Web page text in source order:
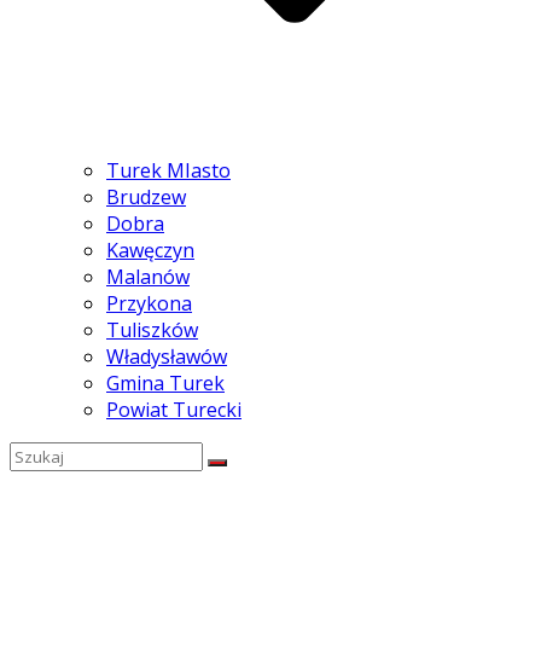
Turek MIasto
Brudzew
Dobra
Kawęczyn
Malanów
Przykona
Tuliszków
Władysławów
Gmina Turek
Powiat Turecki